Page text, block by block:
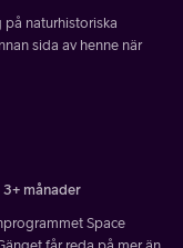
naturhistoriska
sida av henne när
månader
Space